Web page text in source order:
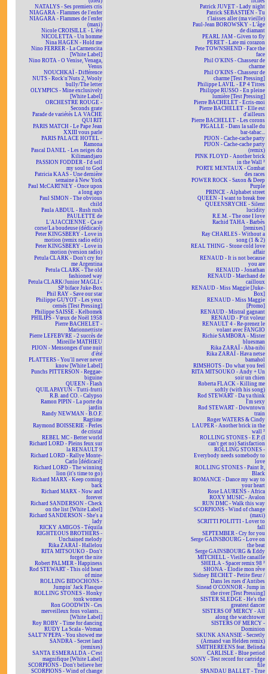
NATALYS - Ses premiers cris
NIAGARA - Flammes de l'enfer
NIAGARA - Flammes de l'enfer
(maxi)
Nicole CROISILLE - L'été
NICOLETTA - Un homme
Nina HAGEN - Hold me
Nino FERRER - La Carmencita
[White Label]
Nino ROTA - O Venise, Venaga,
Venus
NOUCHKAÏ - Différence
NUTS - Rock'n'Nuts 2, Wooly
bully/The letter
OLYMPICS - Mine exclusively
[White Label]
ORCHESTRE ROUGE -
Seconds grate
Parade de variétés LA VACHE
QUI RIT
PARIS MATCH - Le Pape Jean
XXIII vous parle
PARIS PALACE HOTEL -
Ramona
Pascal DANEL - Les neiges du
Kilimandjaro
PASSION FODDER - I'd sell
my soul to God
Patricia KAAS - Une dernière
semaine à New York
Paul McCARTNEY - Once upon
a long ago
Paul SIMON - The obvious
child
Paula ABDUL - Rush rush
PAULETTE de
L'AJACCIENNE - Ça se
corse/La boudeuse (dédicacé)
Peter KINGSBERY - Love in
motion (remix radio edit)
Peter KINGSBERY - Love in
motion (version radio)
Petula CLARK - Don't cry for
me Argentina
Petula CLARK - The old
fashioned way
Petula CLARK/Junior MAGLI -
SP biface Juke-Box
Phil RAY - Save our star
Philippe GUYOT - Les yeux
cernés [Test Pressing]
Philippe SAISSE - Kelbomek
PHILIPS - Vœux de Noël 1958
Pierre BACHELET -
Marionnettiste
Pierre LEFEBVRE - 2 succès de
Mireille MATHIEU
PIJON - Mensonges d'une nuit
d'été
PLATTERS - You'll never never
know [White Label]
Punchs PITTERSON - Reggae-
biguine
QUEEN - Flash
QUILAPAYUN - Tutti-frutti
R.B. and CO. - Calypso
Ramon PIPIN - La porte du
jardin
Randy NEWMAN - B.O.F.
Ragtime
Raymond BOISSERIE - Perles
de cristal
REBEL MC - Better world
Richard LORD - Pleins feux sur
la RENAULT 9
Richard LORD - Rallye Monte-
Carlo [dédicacé]
Richard LORD - The winning
lion (it's time to go)
Richard MARX - Keep coming
back
Richard MARX - Now and
forever
Richard SANDERSON - Check
on the list [White Label]
Richard SANDERSON - She's a
lady
RICKY AMIGOS - Téquila
RIGHTEOUS BROTHERS -
Unchained melody
Rika ZARAÏ - Hallelou
RITA MITSOUKO - Don't
forget the nite
Robert PALMER - Happiness
Rod STEWART - This old heart
of mine
ROLLING BIDOCHONS -
Jumpin' Jack Flasque
ROLLING STONES - Honky
tonk women
Ron GOODWIN - Ces
merveilleux fous volants...
[White Label]
Roy ROBY - Time for dancing
RUDY La Scala - Woman
SALT'N'PEPA - You showed me
SANDRA - Secret land
(remixes)
SANTA ESMERALDA - C'est
magnifique [White Label]
SCORPIONS - Don't believe her
SCORPIONS - Wind of change
Patrick JUVET - Lady night
Patrick SÉBASTIEN - Tu
t'laisses aller (ma vieille)
Paul-Jean BOROWSKY - L'âge
de diamant
PEARL JAM - Given to fly
PERET - Late mi corazon
Pete TOWNSHEND - Face the
face
Phil O'KINS - Chasseur de
charme
Phil O'KINS - Chasseur de
charme [Test Pressing]
Philippe LAVIL - EP 4 Titres
Philippe RUSSO - En pleine
lumière [Test Pressing]
Pierre BACHELET - Écris-moi
Pierre BACHELET - Elle est
d'ailleurs
Pierre BACHELET - Les corons
PIGALLE - Dans la salle du
bar-tabac...
PIJON - Cache-cache party
PIJON - Cache-cache party
(remix)
PINK FLOYD - Another brick
in the Wall ²
PORTE MENTAUX - Combat
des races
POWER ROCK - Saxon & Deep
Purple
PRINCE - Alphabet street
QUEEN - I want to break free
QUEENSRYCHE - Silent
lucidity
R.E.M. - The one I love
Rachid TAHA - Barbès
[remixes]
Ray CHARLES - Without a
song (1 & 2)
REAL THING - Stone cold love
affair
RENAUD - It is not because
you are
RENAUD - Jonathan
RENAUD - Marchand de
cailloux
RENAUD - Miss Maggie [Juke-
Box]
RENAUD - Miss Maggie
[Promo]
RENAUD - Mistral gagnant
RENAUD - P'tit voleur
RENAULT 4 - Re-prenez le
volant avec FANGIO
Richie SAMBORA - Mister
bluesman
Rika ZARAÏ - Aba-nibi
Rika ZARAÏ - Hava netse
bamahol
RIMSHOTS - Do what you feel
RITA MITSOUKO - Andy + Un
soir un chien
Roberta FLACK - Killing me
softly (with his song)
Rod STEWART - Da ya think
I'm sexy
Rod STEWART - Downtown
train
Roger WATERS & Cindy
LAUPER - Another brick in the
wall ²
ROLLING STONES - E.P. (I
can't get no) Satisfaction
ROLLING STONES -
Everybody needs somebody to
love
ROLLING STONES - Paint It,
Black
ROMANCE - Dance my way to
your heart
Rose LAURENS - Africa
ROXY MUSIC - Avalon
RUN DMC - Walk this way
SCORPIONS - Wind of change
(maxi)
SCRITTI POLITTI - Lover to
fall
SEPTEMBER - Cry for you
Serge GAINSBOURG - Love on
the beat
Serge GAINSBOURG & Eddy
MITCHELL - Vieille canaille
SHEILA - Spacer remix 98 ²
SHONA - Elodie mon rêve
Sidney BECHET - Petite fleur /
Dans les rues d'Antibes
Sinead O'CONNOR - Jump in
the river [Test Pressing]
SISTER SLEDGE - He's the
greatest dancer
SISTERS OF MERCY - All
along the watchtower
SISTERS OF MERCY -
Dominion
SKUNK ANANSIE - Secretly
(Armand van Helden remix)
SMITHEREENS feat. Belinda
CARLISLE - Blue period
SONY - Test record for cartridge
file
SPANDAU BALLET - True